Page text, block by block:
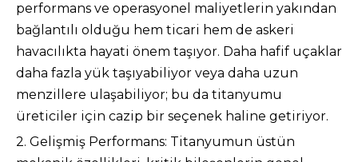
performans ve operasyonel maliyetlerin yakından
bağlantılı olduğu hem ticari hem de askeri
havacılıkta hayati önem taşıyor. Daha hafif uçaklar
daha fazla yük taşıyabiliyor veya daha uzun
menzillere ulaşabiliyor; bu da titanyumu
üreticiler için cazip bir seçenek haline getiriyor.
2. Gelişmiş Performans: Titanyumun üstün